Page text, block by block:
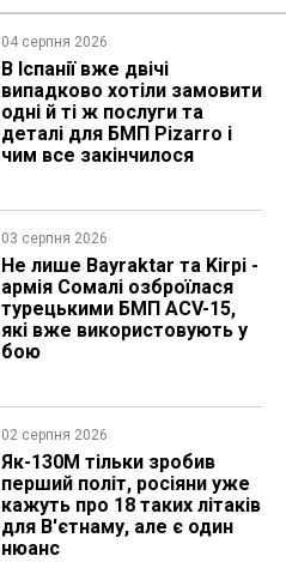
04 серпня 2026
В Іспанії вже двічі
випадково хотіли замовити
одні й ті ж послуги та
деталі для БМП Pizarro і
чим все закінчилося
03 серпня 2026
Не лише Bayraktar та Kirpi -
армія Сомалі озброїлася
турецькими БМП ACV-15,
які вже використовують у
бою
02 серпня 2026
Як-130М тільки зробив
перший політ, росіяни уже
кажуть про 18 таких літаків
для В'єтнаму, але є один
нюанс